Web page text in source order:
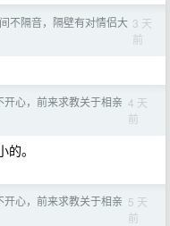
不隔音，隔壁有对情侣大 3 天
前
开心，前来求教关于相亲 4 天
前
。
开心，前来求教关于相亲 5 天
前